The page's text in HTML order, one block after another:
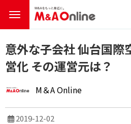
意外な子会社 仙台国際
営化 その運営元は？
M＆A Online
2019-12-02